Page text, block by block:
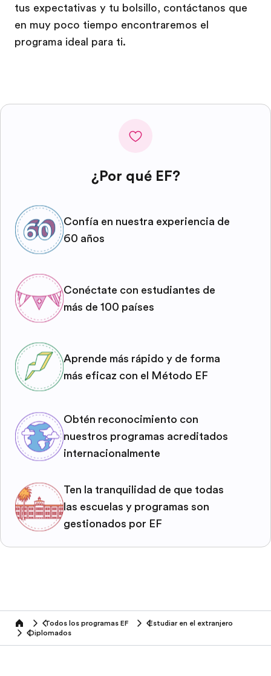
tus expectativas y tu bolsillo, contáctanos que
en muy poco tiempo encontraremos el
programa ideal para ti.
¿Por qué EF?
Confía en nuestra experiencia de
60 años
Conéctate con estudiantes de
más de 100 países
Aprende más rápido y de forma
más eficaz con el Método EF
Obtén reconocimiento con
nuestros programas acreditados
internacionalmente
Ten la tranquilidad de que todas
las escuelas y programas son
gestionados por EF
home Todos los programas EF
Estudiar en el extranjero
Diplomados